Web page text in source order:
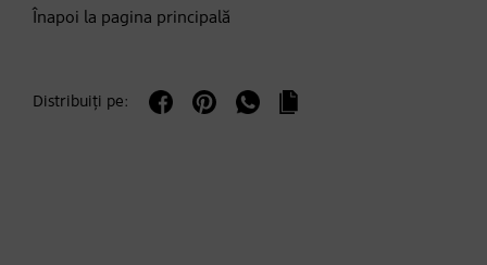
Înapoi la pagina principală
Distribuiți pe: